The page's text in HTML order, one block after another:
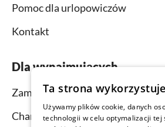
Pomoc dla urlopowiczów
Kontakt
Dla wynajmujących
Zamieść ogłoszenie i wynajmij
Channel Manager
Ta strona
Używamy plików cookie, danych
technologii w celu optymalizacji tej